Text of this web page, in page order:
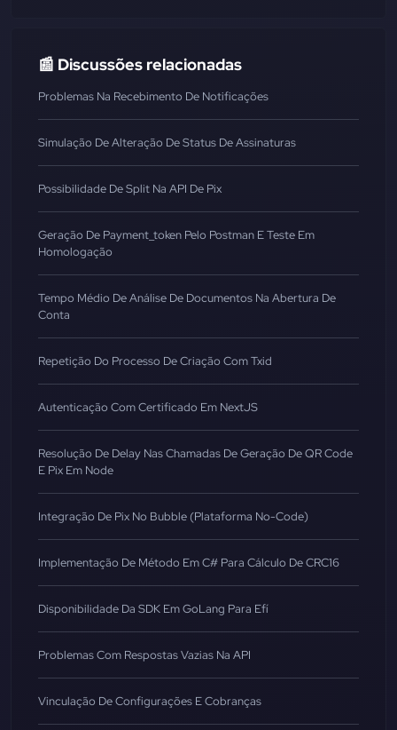
📰 Discussões relacionadas
Problemas Na Recebimento De Notificações
Simulação De Alteração De Status De Assinaturas
Possibilidade De Split Na API De Pix
Geração De Payment_token Pelo Postman E Teste Em
Homologação
Tempo Médio De Análise De Documentos Na Abertura De
Conta
Repetição Do Processo De Criação Com Txid
Autenticação Com Certificado Em NextJS
Resolução De Delay Nas Chamadas De Geração De QR Code
E Pix Em Node
Integração De Pix No Bubble (Plataforma No-Code)
Implementação De Método Em C# Para Cálculo De CRC16
Disponibilidade Da SDK Em GoLang Para Efí
Problemas Com Respostas Vazias Na API
Vinculação De Configurações E Cobranças